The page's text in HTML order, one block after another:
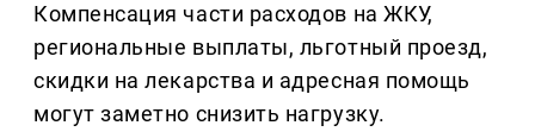
Компенсация части расходов на ЖКУ,
региональные выплаты, льготный проезд,
скидки на лекарства и адресная помощь
могут заметно снизить нагрузку.